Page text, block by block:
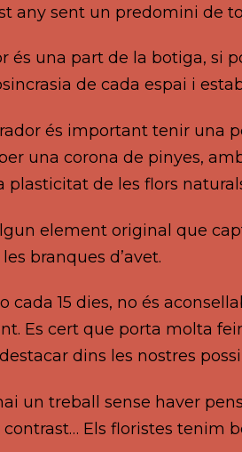
any sent un predomini de
és una part de la botiga,
de cada espai i
és important tenir una
una corona de pinyes,
plasticitat de les flors
element original que
branques d’avet.
cada 15 dies, no és
Es cert que porta molta
dins les nostres
un treball sense haver
Els floristes tenim